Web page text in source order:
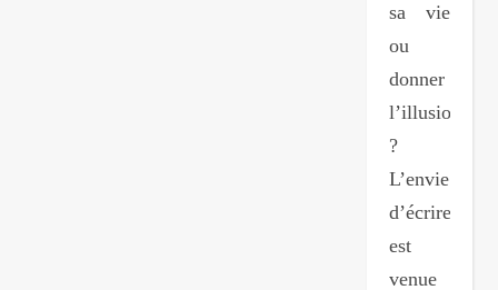
sa vie
ou
donner
l’illusion
?
L’envie
d’écrire
est
venue